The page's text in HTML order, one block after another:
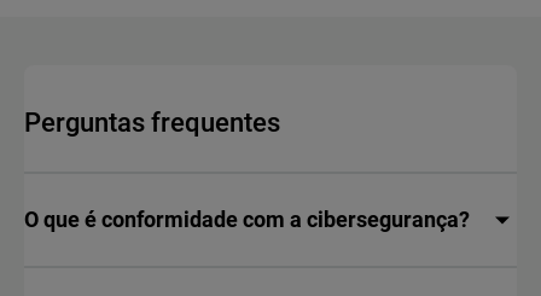
Perguntas frequentes
O que é conformidade com a cibersegurança?